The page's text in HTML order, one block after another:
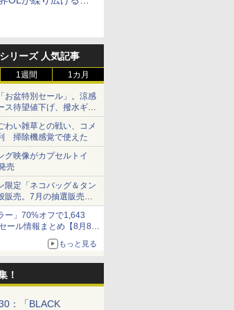
リーズ 人気記事
1週間 1カ月
お盆特別セール」。涼感
ス待望値下げ、撥水ギア
わい雑草との戦い、コメ
掃除機感覚で使えた
グ映像がカプセルトイ
売
限定「ネコバッグ＆タン
販売。7月の抽選販売の
ー」70%オフで1,643
ール情報まとめ【8月8日
プでは「大神 絶景版」が
もっと見る
！
：「BLACK